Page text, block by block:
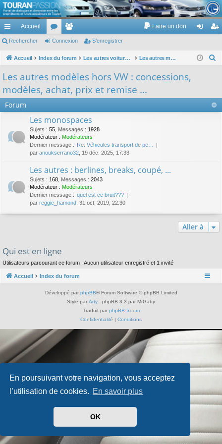
En poursuivant votre navigation, vous acceptez
l’utilisation de cookies. En savoir plus
OK
TouranPassion
Le forum des propriétaires ou futurs acquéreurs du Volkswagen Touran
cc
ès
Accueil
or
u
e
m
es
Faire un don
ne nr
Rechercher Connexion S’enregistrer
Accueil Index du forum Les autres voitures et ce qui touche à la voiture Les autres modèles hors VW : concessions, modèles, achat, prix et remise ...
r
Les autres modèles hors VW : concessions,
modèles, achat, prix et remise ...
Forum
Les monospaces
Sujets : 55 Messages : 1928
Modérateur : Modérateurs
Dernier message : Re: Véhicules transport de pe…
par anoukserrano32 , 19 déc. 2025, 17:33
Les autres : berlines, breaks, coupé, ...
Sujets : 168 Messages : 2043
Modérateur : Modérateurs
Dernier message : quel est ce bruit???
par reggie_hamond , 31 oct. 2019, 22:30
Aller à
Qui est en ligne
Utilisateurs parcourant ce forum : Aucun utilisateur enregistré et 1 invité
Accueil Index du forum
Développé par phpBB® Forum Software © phpBB Limited
Style par Arty - phpBB 3.3 par MrGaby
Traduit par phpBB-fr.com
Confidentialité | Conditions